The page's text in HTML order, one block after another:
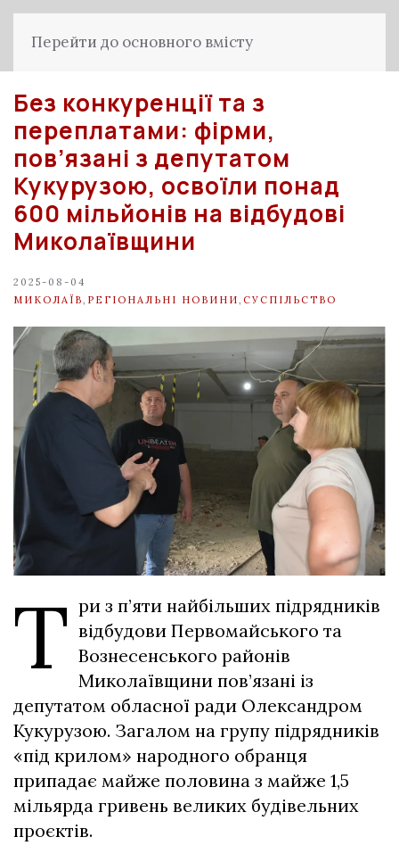
Перейти до основного вмісту
Без конкуренції та з
переплатами: фірми,
пов’язані з депутатом
Кукурузою, освоїли понад
600 мільйонів на відбудові
Миколаївщини
2025-08-04
МИКОЛАЇВ РЕГІОНАЛЬНІ НОВИНИ СУСПІЛЬСТВО
Т ри з п’яти найбільших підрядників
відбудови Первомайського та
Вознесенського районів
Миколаївщини пов’язані із
депутатом обласної ради Олександром
Кукурузою. Загалом на групу підрядників
«під крилом» народного обранця
припадає майже половина з майже 1,5
мільярда гривень великих будівельних
проєктів.